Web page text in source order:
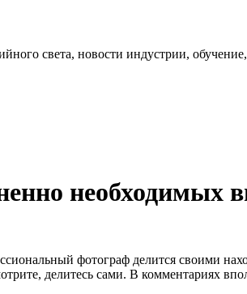
света, новости индустрии,
необходимых
фотограф делится своими
делитесь сами. В комментариях